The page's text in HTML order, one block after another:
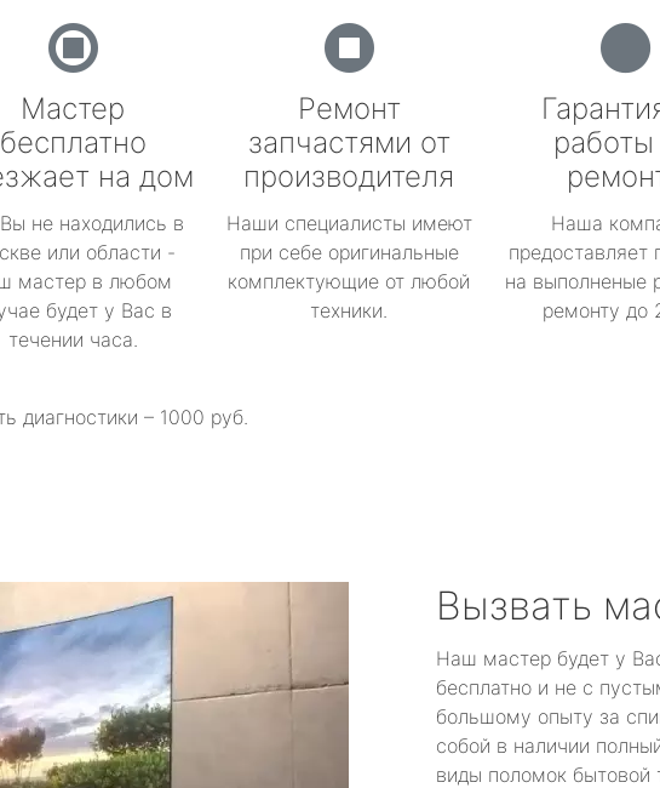
Мастер
бесплатно
на дом
не находились в
или области -
мастер в любом
будет у Вас в
течении часа.
Ремонт
запчастями от
производителя
Наши специалисты имеют
при себе оригинальные
комплектующие от любой
техники.
Наша
предоставляет
на выполненые
ремонту до
диагностики – 1000 руб.
Вызвать
Наш мастер будет у
бесплатно и не с
большому опыту за
собой в наличии
виды поломок бытовой